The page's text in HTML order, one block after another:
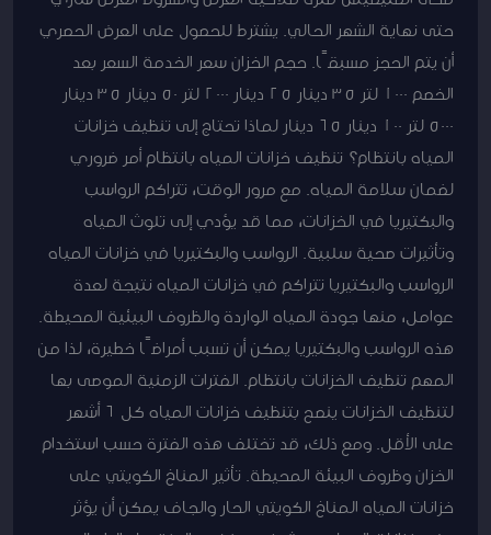
حتى نهاية الشهر الحالي. يشترط للحصول على العرض الحصري
أن يتم الحجز مسبقًا. حجم الخزان سعر الخدمة السعر بعد
الخصم 1000 لتر 35 دينار 25 دينار 2000 لتر 50 دينار 35 دينار
5000 لتر 100 دينار 65 دينار لماذا تحتاج إلى تنظيف خزانات
المياه بانتظام؟ تنظيف خزانات المياه بانتظام أمر ضروري
لضمان سلامة المياه. مع مرور الوقت، تتراكم الرواسب
والبكتيريا في الخزانات، مما قد يؤدي إلى تلوث المياه
وتأثيرات صحية سلبية. الرواسب والبكتيريا في خزانات المياه
الرواسب والبكتيريا تتراكم في خزانات المياه نتيجة لعدة
عوامل، منها جودة المياه الواردة والظروف البيئية المحيطة.
هذه الرواسب والبكتيريا يمكن أن تسبب أمراضًا خطيرة، لذا من
المهم تنظيف الخزانات بانتظام. الفترات الزمنية الموصى بها
لتنظيف الخزانات ينصح بتنظيف خزانات المياه كل 6 أشهر
على الأقل. ومع ذلك، قد تختلف هذه الفترة حسب استخدام
الخزان وظروف البيئة المحيطة. تأثير المناخ الكويتي على
خزانات المياه المناخ الكويتي الحار والجاف يمكن أن يؤثر